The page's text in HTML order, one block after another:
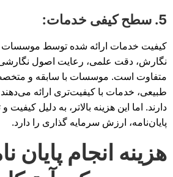
5. سطح کیفی خدمات:
کیفیت خدمات ارائه شده توسط موسسات
نگارش، دقت علمی، رعایت اصول
متفاوت است. موسسات با سابقه و
طبیعی، خدمات با کیفیت‌تری ارائه می‌دهند
دارند. اما این هزینه بالاتر، به دلیل
پایان‌نامه، ارزش سرمایه گذاری را دارد.
هزینه انجام پایان